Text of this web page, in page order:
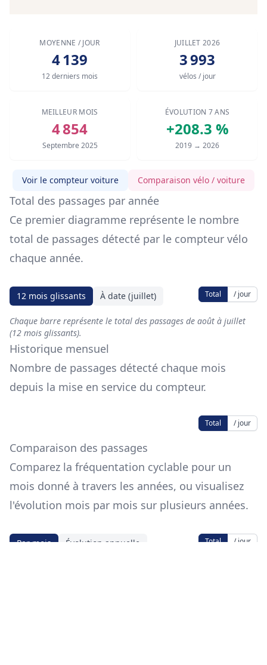
MOYENNE / JOUR
4 139
12 derniers mois
JUILLET 2026
3 993
vélos / jour
MEILLEUR MOIS
4 854
Septembre 2025
ÉVOLUTION 7 ANS
+208.3 %
2019 → 2026
Voir le compteur voiture Comparaison vélo / voiture
Total des passages par année
Ce premier diagramme représente le nombre
total de passages détecté par le compteur vélo
chaque année.
12 mois glissants À date (juillet) Total / jour
Chaque barre représente le total des passages de août à juillet
(12 mois glissants).
Historique mensuel
Nombre de passages détecté chaque mois
depuis la mise en service du compteur.
Total / jour
Comparaison des passages
Comparez la fréquentation cyclable pour un
mois donné à travers les années, ou visualisez
l'évolution mois par mois sur plusieurs années.
Par mois Évolution annuelle Total / jour